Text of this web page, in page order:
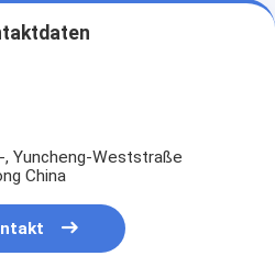
, Yuncheng-Weststraße
China